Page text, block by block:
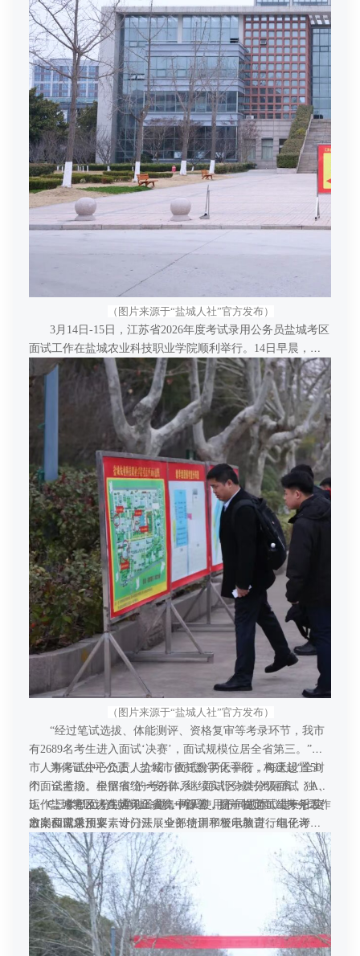
（图片来源于“盐城人社”官方发布）
3月14日-15日，江苏省2026年度考试录用公务员盐城考区
面试工作在盐城农业科技职业学院顺利举行。14日早晨，天
刚破晓，考生们带着行囊与期待，或低头默念资料，或与同
伴轻声交流，有序进入面试考点，考务人员仔细核对考生身
份证和面试通知书，引导考生逐一签到入场。
（图片来源于“盐城人社”官方发布）
“经过笔试选拔、体能测评、资格复审等考录环节，我市
有2689名考生进入面试‘决赛’，面试规模位居全省第三。”据
市人事考试中心负责人介绍，面试分两天举行，每天设置50
个面试考场。根据省统一安排，继续实行分类分级面试，A、
B、C三类职位分别单独命题，两天使用不同题本，进一步突
出岗位需求。
为保证公平公正，盐城市依托数字化手段，构建起“全封
闭、全监控、全留痕”的考务体系，面试区域封闭隔离、独立
运作；考官及考生通讯工具集中保管，统一在面试结束后发
放；面试采用要素计分法，全部使用平板电脑进行电子评
分，终端分值数据实时上传服务器，效率大大提升。面试考
场全覆盖配备音视频监控系统，总监控室可随时调取现场画
面，全程录音录像备查。面试成绩由主考官签发、当场亮
分，考生与工作人员“面对面”确认，实现考务组织透明化、科
学化。
盐城考区认真落实全省统一部署，提前制定面试考务工作
方案和应急预案，专门开展业务培训和警示教育，细化考试
流程和重点环节，将职责任务全部包干、落实到人。“盐城发
布”“红色盐阜”“盐城人社”等官方媒体平台均发布考前特别提
醒，告知考生考点区位、考场分布、考生须知等注意事项，
服务考生安心备考、顺利应考。面试期间，盐城市委组织
部、市纪委监委、市委网信办，市人社、公安、卫健、工
信、市场监管、供电、考点学校等部门单位各司其职、各负
其责，高效衔接、通力协作，努力为考生提供优质、暖心、